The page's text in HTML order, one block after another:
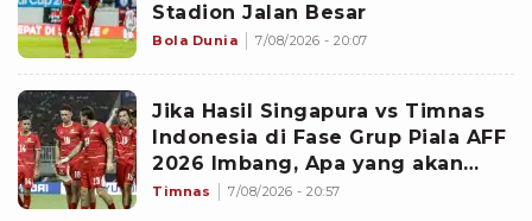
Stadion Jalan Besar
Bola Dunia 7/08/2026 - 20:07
Jika Hasil Singapura vs Timnas
Indonesia di Fase Grup Piala AFF
2026 Imbang, Apa yang akan
Terjadi?
Timnas 7/08/2026 - 20:57